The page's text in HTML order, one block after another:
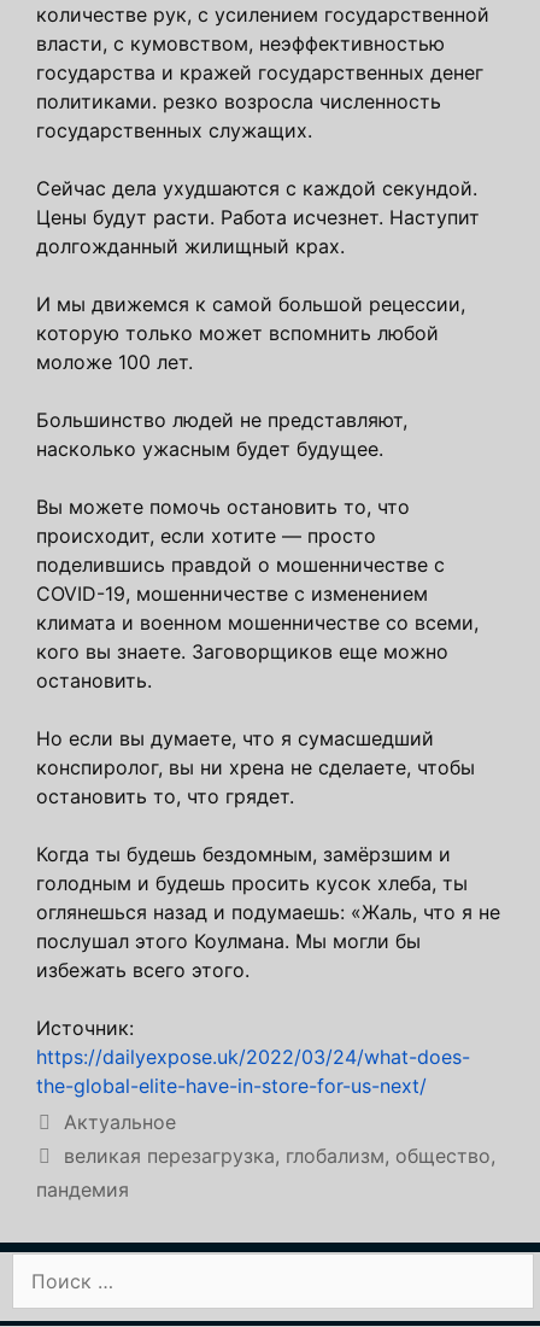
количестве рук, с усилением государственной
власти, с кумовством, неэффективностью
государства и кражей государственных денег
политиками. резко возросла численность
государственных служащих.
Сейчас дела ухудшаются с каждой секундой.
Цены будут расти. Работа исчезнет. Наступит
долгожданный жилищный крах.
И мы движемся к самой большой рецессии,
которую только может вспомнить любой
моложе 100 лет.
Большинство людей не представляют,
насколько ужасным будет будущее.
Вы можете помочь остановить то, что
происходит, если хотите — просто
поделившись правдой о мошенничестве с
COVID-19, мошенничестве с изменением
климата и военном мошенничестве со всеми,
кого вы знаете. Заговорщиков еще можно
остановить.
Но если вы думаете, что я сумасшедший
конспиролог, вы ни хрена не сделаете, чтобы
остановить то, что грядет.
Когда ты будешь бездомным, замёрзшим и
голодным и будешь просить кусок хлеба, ты
оглянешься назад и подумаешь: «Жаль, что я не
послушал этого Коулмана. Мы могли бы
избежать всего этого.
Источник:
https://dailyexpose.uk/2022/03/24/what-does-
the-global-elite-have-in-store-for-us-next/
Рубрики
Актуальное
Метки
великая перезагрузка, глобализм, общество,
пандемия